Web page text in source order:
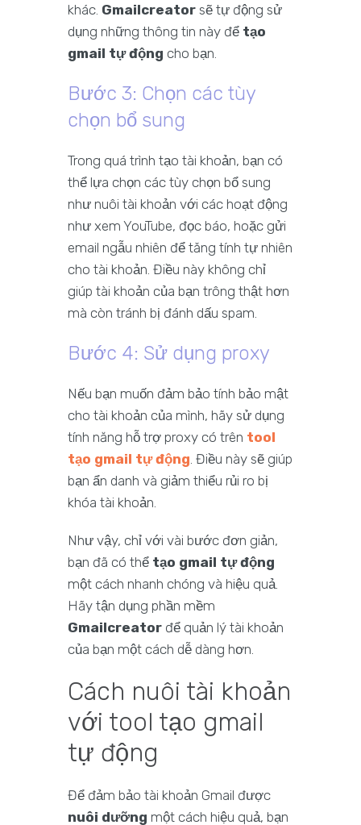
khác. Gmailcreator sẽ tự động sử
dụng những thông tin này để tạo
gmail tự động cho bạn.
Bước 3: Chọn các tùy
chọn bổ sung
Trong quá trình tạo tài khoản, bạn có
thể lựa chọn các tùy chọn bổ sung
như nuôi tài khoản với các hoạt động
như xem YouTube, đọc báo, hoặc gửi
email ngẫu nhiên để tăng tính tự nhiên
cho tài khoản. Điều này không chỉ
giúp tài khoản của bạn trông thật hơn
mà còn tránh bị đánh dấu spam.
Bước 4: Sử dụng proxy
Nếu bạn muốn đảm bảo tính bảo mật
cho tài khoản của mình, hãy sử dụng
tính năng hỗ trợ proxy có trên tool
tạo gmail tự động. Điều này sẽ giúp
bạn ẩn danh và giảm thiểu rủi ro bị
khóa tài khoản.
Như vậy, chỉ với vài bước đơn giản,
bạn đã có thể tạo gmail tự động
một cách nhanh chóng và hiệu quả.
Hãy tận dụng phần mềm
Gmailcreator để quản lý tài khoản
của bạn một cách dễ dàng hơn.
Cách nuôi tài khoản
với tool tạo gmail
tự động
Để đảm bảo tài khoản Gmail được
nuôi dưỡng một cách hiệu quả, bạn